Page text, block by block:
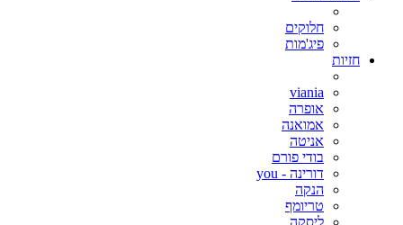
חלוקים
פיג'מות
חזיות
viania
אופרה
אמואנה
אניטה
בודי פורם
דורינה - you
הנקה
טריומף
ליסקה